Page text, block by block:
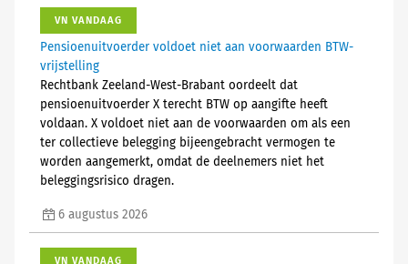
VN VANDAAG
Pensioenuitvoerder voldoet niet aan voorwaarden BTW-
vrijstelling
Rechtbank Zeeland-West-Brabant oordeelt dat
pensioenuitvoerder X terecht BTW op aangifte heeft
voldaan. X voldoet niet aan de voorwaarden om als een
ter collectieve belegging bijeengebracht vermogen te
worden aangemerkt, omdat de deelnemers niet het
beleggingsrisico dragen.
6 augustus 2026
VN VANDAAG